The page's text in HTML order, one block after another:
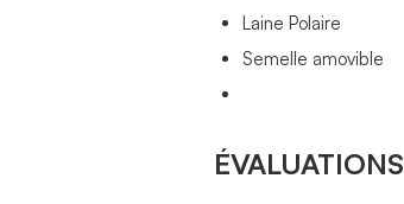
Laine Polaire
Semelle amovible
ÉVALUATIONS